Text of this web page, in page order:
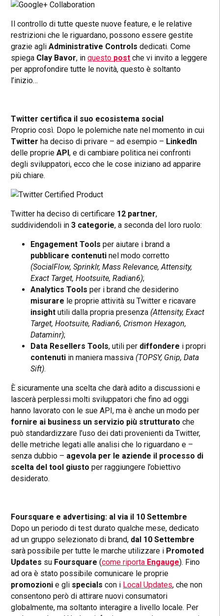
Il controllo di tutte queste nuove feature, e le relative
restrizioni che le riguardano, possono essere gestite
grazie agliAdministrative Controls dedicati. Come
spiega Clay Bavor, inquesto post che vi invito a leggere
per approfondire tutte le novità, questo è soltanto
l’inizio…
Twitter certifica il suo ecosistema social
Proprio così. Dopo le polemiche nate nel momento in cui
Twitter ha deciso di privare – ad esempio – LinkedIn
delle proprieAPI, e di cambiare politica nei confronti
degli sviluppatori, ecco che le cose iniziano ad apparire
più chiare.
Twitter ha deciso di certificare 12 partner,
suddividendoli in3 categorie, a seconda del loro ruolo:
Engagement Tools per aiutare i brand a
pubblicare contenuti nel modo corretto
(SocialFlow, Sprinklr, Mass Relevance, Attensity,
Exact Target, Hootsuite, Radian6);
Analytics Tools per i brand che desiderino
misurare le proprie attività su Twitter e ricavare
insight utili dalla propria presenza (Attensity, Exact
Target, Hootsuite, Radian6, Crismon Hexagon,
Dataminr);
Data Resellers Tools, utili per diffondere i propri
contenuti in maniera massiva (TOPSY, Gnip, Data
Sift).
È sicuramente una scelta che darà adito a discussioni e
lascerà perplessi molti sviluppatori che fino ad oggi
hanno lavorato con le sue API, ma è anche un modo per
fornire ai business un servizio più strutturato che
può standardizzare l’uso dei dati provenienti da Twitter,
delle metriche legati alle analisi che lo riguardano e –
senza dubbio – agevola per le aziende il processo di
scelta del tool giusto per raggiungere l’obiettivo
desiderato.
Foursquare e advertising: al via il 10 Settembre
Dopo un periodo di test durato qualche mese, dedicato
ad un gruppo selezionato di brand, dal 10 Settembre
sarà possibile per tutte le marche utilizzare i Promoted
Updates su Foursquare (come riporta Engauge). Fino
ad ora è stato possibile comunicare le proprie
promozioni e gli specials con i Local Updates, che non
consentono però di attirare nuovi consumatori
globalmente, ma soltanto interagire a livello locale. Per